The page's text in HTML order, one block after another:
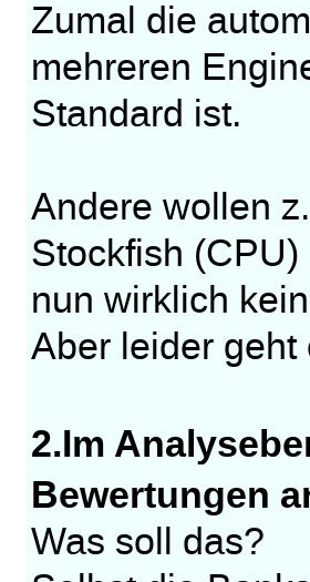
Zumal die
mehreren
Standard ist.
Andere wollen
Stockfish
nun wirklich
Aber leider geht
2.Im
Bewertungen
Was soll das?